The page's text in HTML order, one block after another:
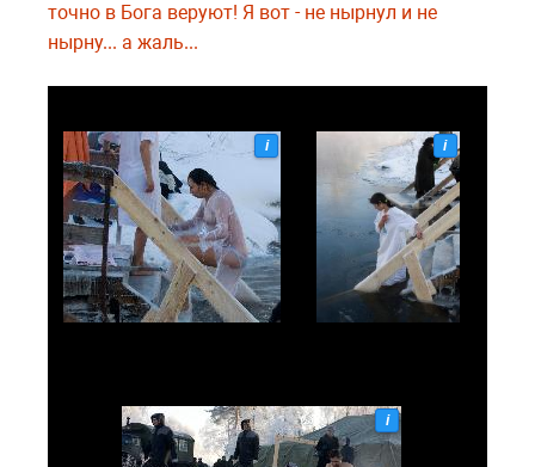
точно в Бога веруют! Я вот - не нырнул и не
нырну... а жаль...
i i
i